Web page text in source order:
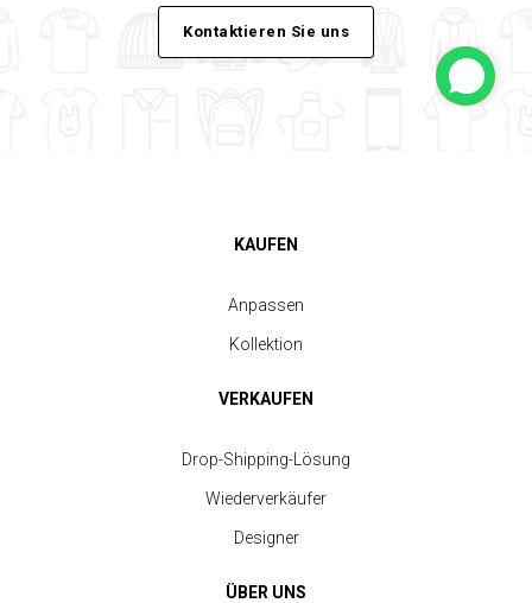
Kontaktieren Sie uns
KAUFEN
Anpassen
Kollektion
VERKAUFEN
Drop-Shipping-Lösung
Wiederverkäufer
Designer
ÜBER UNS